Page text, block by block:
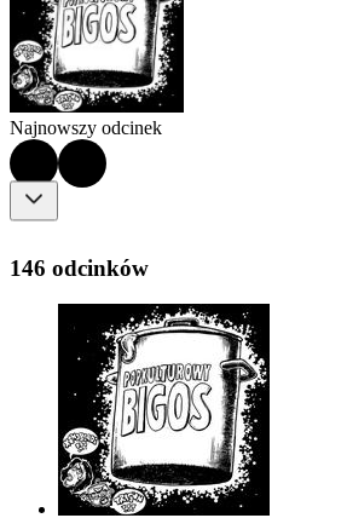
Najnowszy odcinek
146 odcinków